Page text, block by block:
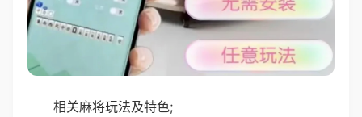
相关麻将玩法及特色;